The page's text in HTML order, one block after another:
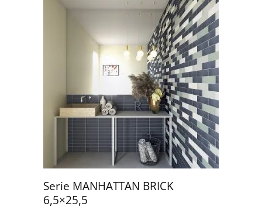
Serie MANHATTAN BRICK
6,5×25,5